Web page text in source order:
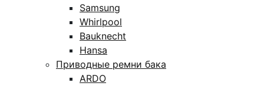
Samsung
Whirlpool
Bauknecht
Hansa
Приводные ремни бака
ARDO